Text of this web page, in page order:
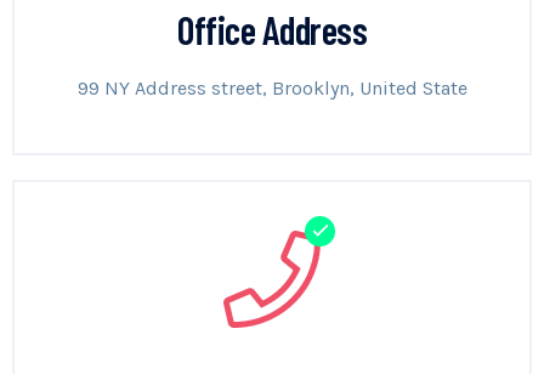
Office Address
99 NY Address street, Brooklyn, United State